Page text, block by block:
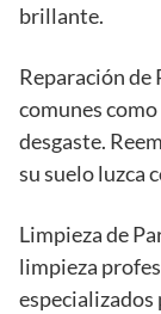
brillante.
Reparación de
comunes
desgaste.
su suelo luzca
Limpieza de
limpieza